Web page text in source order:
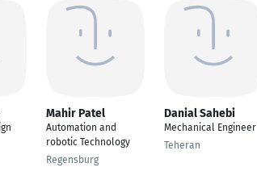
Mahir Patel
Automation and
robotic Technology
Regensburg
Danial Sahebi
Mechanical Engineer
Teheran